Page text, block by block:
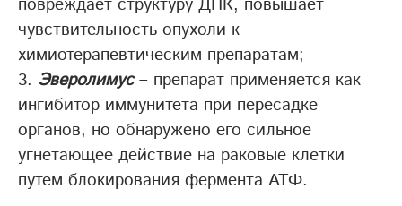
чувствительность опухоли к
химиотерапевтическим препаратам;
Эверолимус– препарат применяется как
ингибитор иммунитета при пересадке
органов, но обнаружено его сильное
угнетающее действие на раковые клетки
путем блокирования фермента АТФ.